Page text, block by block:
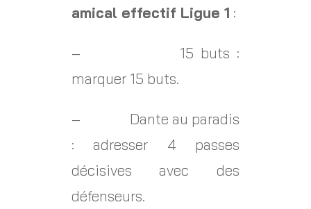
amical effectif Ligue 1 :
– 15 buts :
marquer 15 buts.
– Dante au paradis
: adresser 4 passes
décisives avec des
défenseurs.